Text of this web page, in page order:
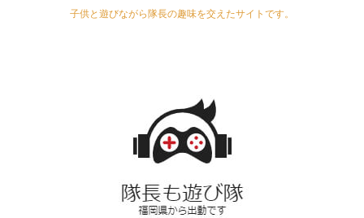
子供と遊びながら隊長の趣味を交えたサイトです。